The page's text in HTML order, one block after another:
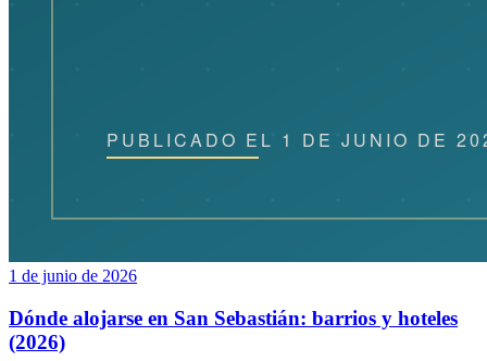
1 de junio de 2026
Dónde alojarse en San Sebastián: barrios y hoteles
(2026)